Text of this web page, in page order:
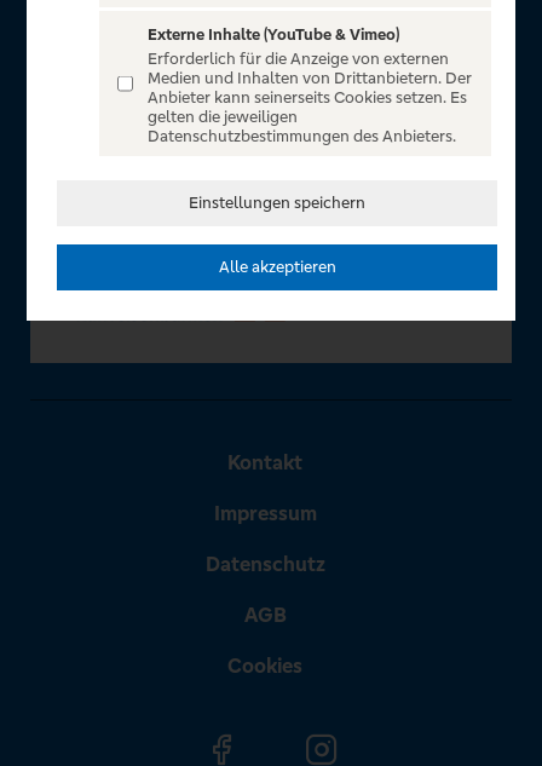
für alle Kunden der Volksbanken Raiffeisenbanken. Auf
unserem einzigartigen Portal finden Sie Tickets für
atemberaubende Konzerte, Musicals und Shows, die
Fußball-Bundesliga sowie die Champions League und die
In Zusammenarbeit mit
Kontakt
Impressum
Datenschutz
AGB
Cookies
Externe Inhalte (YouTube & Vimeo)
Erforderlich für die Anzeige von externen
Medien und Inhalten von Drittanbietern. Der
Anbieter kann seinerseits Cookies setzen. Es
gelten die jeweiligen
Datenschutzbestimmungen des Anbieters.
Einstellungen speichern
Alle akzeptieren